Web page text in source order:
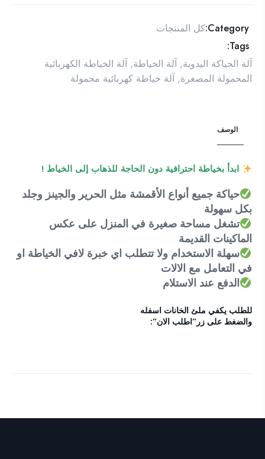
Category: كل المنتجات
Tags:
آلة الحياكة اليدوية, آلة الخياطة, آلة الخياطة الكهربائية
المحمولة المصغرة, آلة خياطة كهربائية محمولة
الوصف
ابدأ بخياطة احترافية دون الحاجة للذهاب إلى الخياط !
حياكة جميع أنواع الأقمشة مثل الحرير والجينز وجلد
بكل سهولة
تشغل مساحة صغيرة في المنزل على عكس
الماكينات القديمة
سهلة الاستخدام ولا تتطلب اي خبرة لافي الخياطة او
في التعامل مع الالات
الدفع عند الاستلام
للطلب يكفي ملئ الخانات اسفله
والضغط على زر”اطلب الان”: